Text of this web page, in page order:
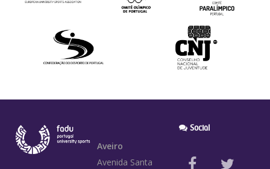
Aveiro
Avenida Santa
Social